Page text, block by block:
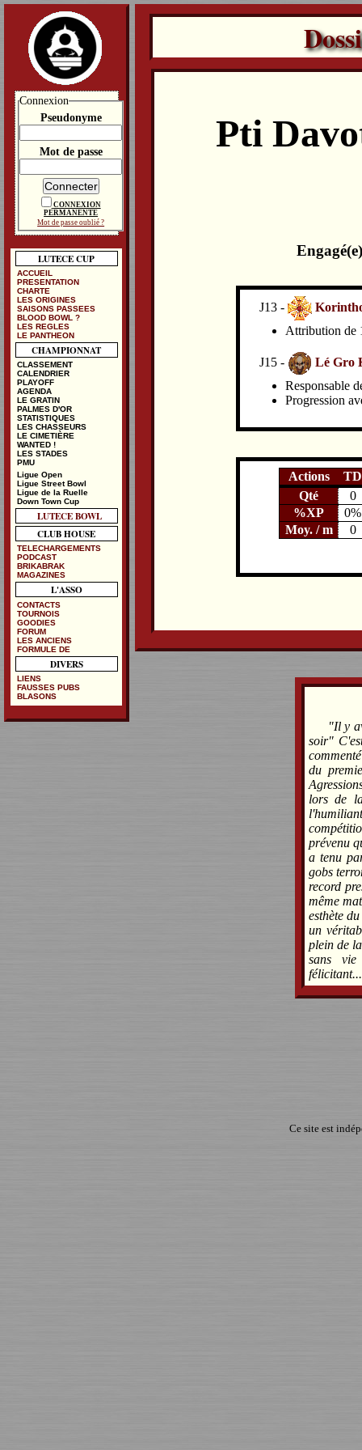
Pti
J13 -
Attribution de
J15 -
Lé Gro
Responsable
Progression
Actions
TD
Qté
0
%XP
0%
Moy. / m
0
"Il y
soir"
du
lors de
prévenu
a tenu
gobs
record
même
esthète
un
plein de
sans
Ce site est
Connexion
Pseudonyme
Mot de passe
CONNEXION
PERMANENTE
Mot de passe oublié ?
LUTECE CUP
ACCUEIL
PRESENTATION
CHARTE
LES ORIGINES
SAISONS PASSEES
BLOOD BOWL ?
LES REGLES
LE PANTHEON
CHAMPIONNAT
CLASSEMENT
CALENDRIER
PLAYOFF
AGENDA
LE GRATIN
PALMES D'OR
STATISTIQUES
LES CHASSEURS
LE CIMETIÈRE
WANTED !
LES STADES
PMU
Ligue Open
Ligue Street Bowl
Ligue de la Ruelle
Down Town Cup
LUTECE BOWL
CLUB HOUSE
TELECHARGEMENTS
PODCAST
BRIKABRAK
MAGAZINES
L'ASSO
CONTACTS
TOURNOIS
GOODIES
FORUM
LES ANCIENS
FORMULE DE
DIVERS
LIENS
FAUSSES PUBS
BLASONS